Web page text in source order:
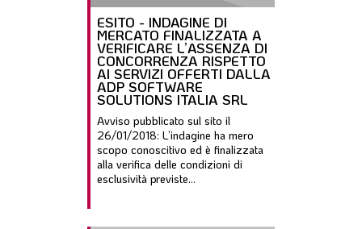
ESITO - INDAGINE DI
MERCATO FINALIZZATA A
VERIFICARE L’ASSENZA DI
CONCORRENZA RISPETTO
AI SERVIZI OFFERTI DALLA
ADP SOFTWARE
SOLUTIONS ITALIA SRL
Avviso pubblicato sul sito il
26/01/2018: L’indagine ha mero
scopo conoscitivo ed è finalizzata
alla verifica delle condizioni di
esclusività previste...